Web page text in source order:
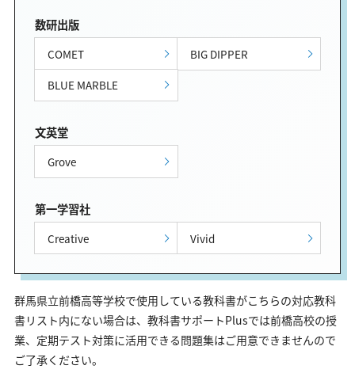
数研出版
COMET
BIG DIPPER
BLUE MARBLE
文英堂
Grove
第一学習社
Creative Vivid
群馬県立前橋高等学校で使用している教科書がこちらの対応教科
書リスト内にない場合は、教科書サポートPlusでは前橋高校の授
業、定期テスト対策に活用できる問題集はご用意できませんので
ご了承ください。